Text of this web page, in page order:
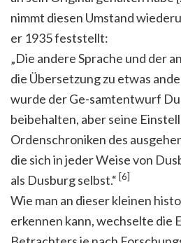
nimmt diesen Umstand
er 1935 feststellt:
„Die andere Sprache und der
die Übersetzung zu etwas
wurde der Ge-samtentwurf
beibehalten, aber seine
Ordenschroniken des
die sich in jeder Weise von
als Dusburg selbst.“ [6]
Wie man an dieser kleinen
erkennen kann, wechselte die